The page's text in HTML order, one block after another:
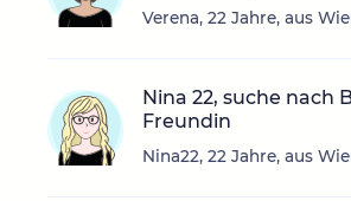
Verena, 22 Jahre, aus
Nina 22, suche nach
Freundin
Nina22, 22 Jahre, aus